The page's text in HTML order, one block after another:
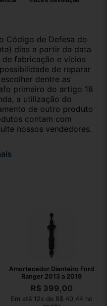
Código de Defesa do
dias a partir da data
fabricação e vícios
de reparar
dentre as
primeiro do artigo 18
a utilização do
de outro produto
contam com
nossos vendedores.
Amortecedor Dianteiro Ford
Ranger 2013 a 2019
R$399,00
Em até 12x de R$ 40,44 no